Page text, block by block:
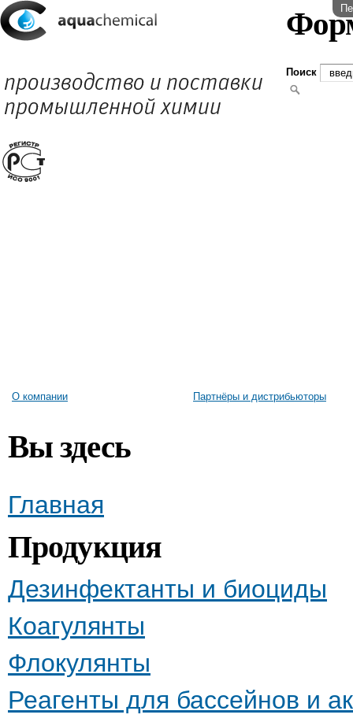
Поиск
О компании Партнёры и дистрибьюторы
Вы здесь
Главная
Продукция
Дезинфектанты и биоциды
Коагулянты
Флокулянты
Реагенты для бассейнов и